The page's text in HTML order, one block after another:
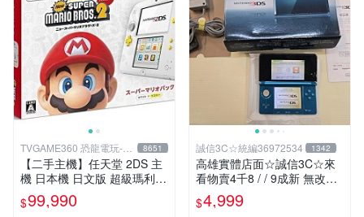
TVGAME360 恐龍電玩-台
中店
8651
【二手主機】任天堂 2DS 主
機 日本機 日文版 超級瑪利歐
2 MARIO 限定主機 含遊戲 充
電器 4G記憶卡 台中
$99,990
誠信3C☆統編36972534 1342
高雄實體店面☆誠信3C☆來
看物賣4千8 / / 9成新 無改機
任天堂 3DS 日規主機 螢幕泛
黃 二手功能正常 也可用各式
$4,999